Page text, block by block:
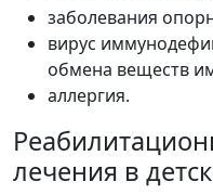
заболевания
вирус
обмена веществ
аллергия.
лечения в